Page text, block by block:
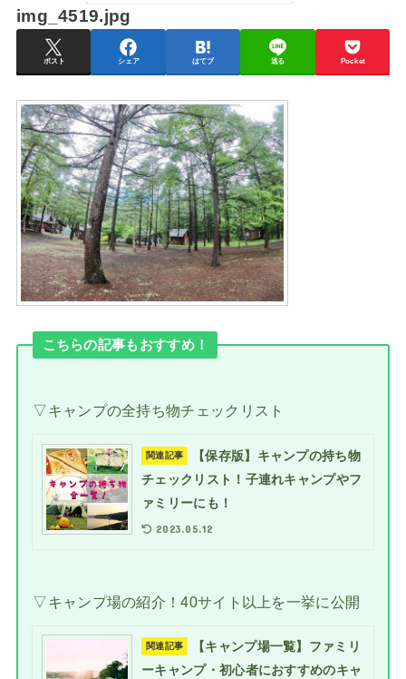
img_4519.jpg
ポスト シェア はてブ 送る Pocket
こちらの記事もおすすめ！
▽キャンプの全持ち物チェックリスト
関連記事
【保存版】キャンプの持ち物
チェックリスト！子連れキャンプやフ
ァミリーにも！
2023.05.12
▽キャンプ場の紹介！40サイト以上を一挙に公開
関連記事
【キャンプ場一覧】ファミリ
ーキャンプ・初心者におすすめのキャ